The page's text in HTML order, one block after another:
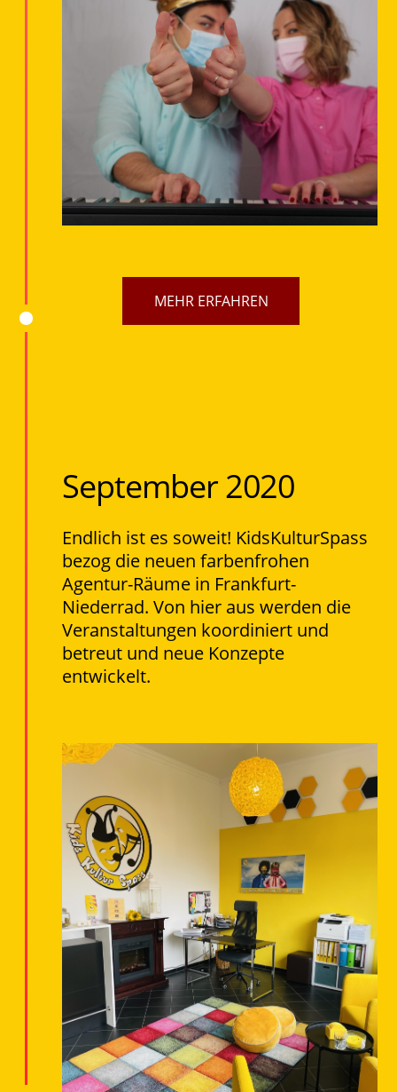
MEHR ERFAHREN
September 2020
Endlich ist es soweit! KidsKulturSpass
bezog die neuen farbenfrohen
Agentur-Räume in Frankfurt-
Niederrad. Von hier aus werden die
Veranstaltungen koordiniert und
betreut und neue Konzepte
entwickelt.